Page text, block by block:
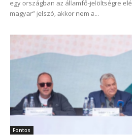
egy országban az államfő-jelöltségre
magyar” jelszó, akkor nem a...
Fontos